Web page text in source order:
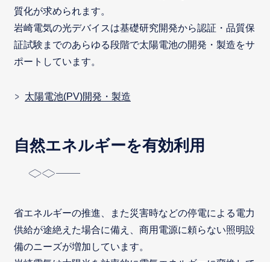
質化が求められます。
岩崎電気の光デバイスは基礎研究開発から認証・品質保
証試験までのあらゆる段階で太陽電池の開発・製造をサ
ポートしています。
太陽電池(PV)開発・製造
自然エネルギーを有効利用
省エネルギーの推進、また災害時などの停電による電力
供給が途絶えた場合に備え、商用電源に頼らない照明設
備のニーズが増加しています。